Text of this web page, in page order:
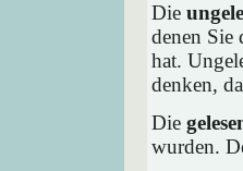
Die
denen Sie
hat.
denken,
Die
wurden.